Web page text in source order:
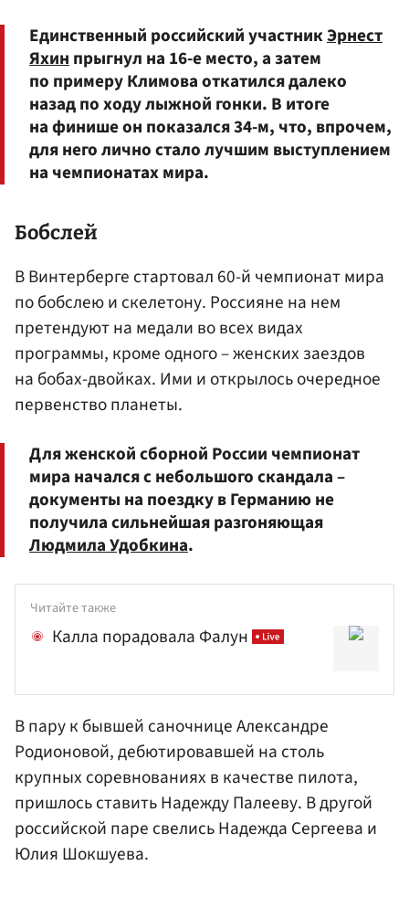
Единственный российский участникЭрнест
Яхинпрыгнул на 16-е место, а затем
по примеру Климова откатился далеко
назад по ходу лыжной гонки. В итоге
на финише он показался 34-м, что, впрочем,
для него лично стало лучшим выступлением
на чемпионатах мира.
Бобслей
В Винтерберге стартовал 60-й чемпионат мира
по бобслею и скелетону. Россияне на нем
претендуют на медали во всех видах
программы, кроме одного – женских заездов
на бобах-двойках. Ими и открылось очередное
первенство планеты.
Для женской сборной России чемпионат
мира начался с небольшого скандала –
документы на поездку в Германию не
получила сильнейшая разгоняющая
Людмила Удобкина.
Читайте также
Калла порадовала Фалун
В пару к бывшей саночнице Александре
Родионовой, дебютировавшей на столь
крупных соревнованиях в качестве пилота,
пришлось ставитьНадежду Палееву. В другой
российской паре свелисьНадежда Сергеева и
Юлия Шокшуева.